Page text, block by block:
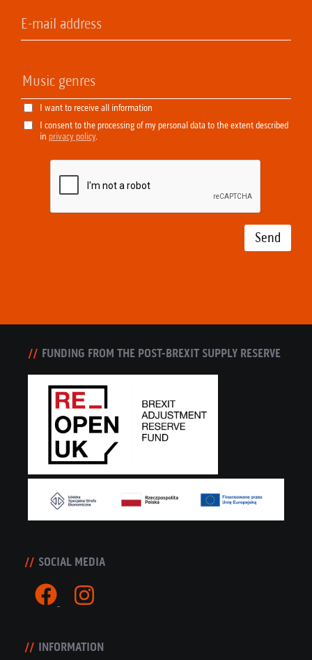
I want to receive all information
I consent to the processing of my personal data to the extent described
in privacy policy.
Send
FUNDING FROM THE POST-BREXIT SUPPLY RESERVE
SOCIAL MEDIA
INFORMATION